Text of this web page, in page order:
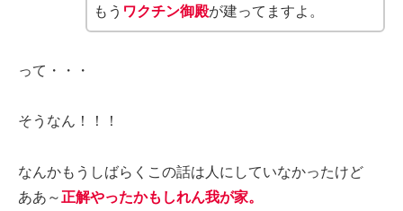
もう ワクチン御殿が建ってますよ。
って・・・
そうなん！！！
なんかもうしばらくこの話は人にしていなかったけど
ああ～ 正解やったかもしれん我が家。